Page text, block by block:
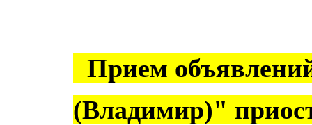
Прием
(Владимир)"